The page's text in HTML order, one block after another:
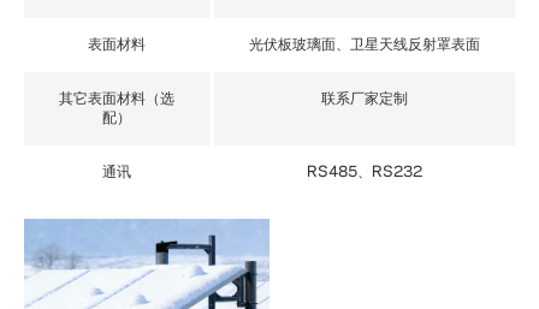
表面材料 光伏板玻璃面、卫星天线反射罩表面
其它表面材料（选
配）
联系厂家定制
通讯 RS485、RS232